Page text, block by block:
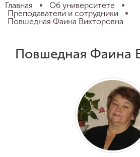
Абитуриенту
Обучение
Главная
Об университете
Преподаватели и сотрудники
Повшедная Фаина Викторовна
Повшедная Фаина